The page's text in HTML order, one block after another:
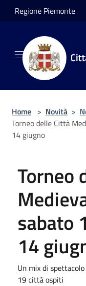
Salta al contenuto
Regione Piemonte
Home > Novità >
Torneo delle Città
14 giugno
Torneo
sabato
14
Un mix di
19 città ospiti